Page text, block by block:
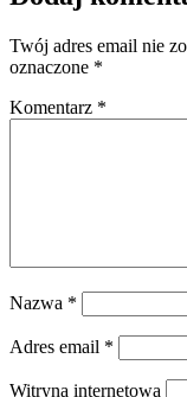
Twój adres email nie
oznaczone *
Komentarz *
Nazwa *
Adres email *
Witryna internetowa